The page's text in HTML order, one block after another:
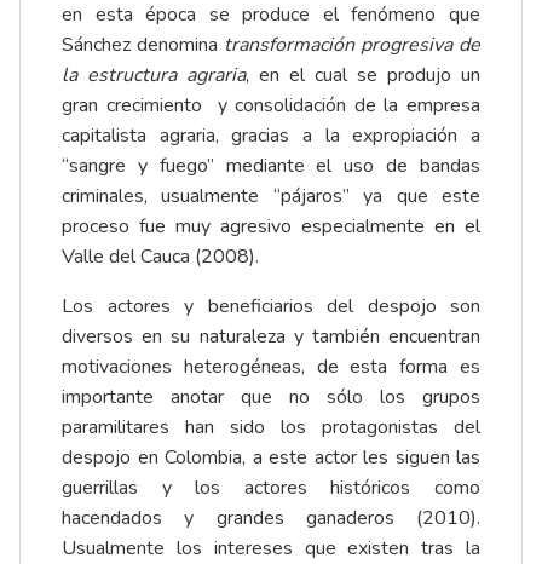
en esta época se produce el fenómeno que
Sánchez denomina transformación progresiva de
la estructura agraria, en el cual se produjo un
gran crecimiento y consolidación de la empresa
capitalista agraria, gracias a la expropiación a
“sangre y fuego” mediante el uso de bandas
criminales, usualmente “pájaros” ya que este
proceso fue muy agresivo especialmente en el
Valle del Cauca (2008).
Los actores y beneficiarios del despojo son
diversos en su naturaleza y también encuentran
motivaciones heterogéneas, de esta forma es
importante anotar que no sólo los grupos
paramilitares han sido los protagonistas del
despojo en Colombia, a este actor les siguen las
guerrillas y los actores históricos como
hacendados y grandes ganaderos (2010).
Usualmente los intereses que existen tras la